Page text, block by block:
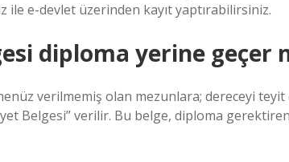
ile e-devlet üzerinden kayıt yaptırabilirsiniz.
diploma yerine geçer
verilmemiş olan mezunlara; dereceyi
Belgesi” verilir. Bu belge, diploma